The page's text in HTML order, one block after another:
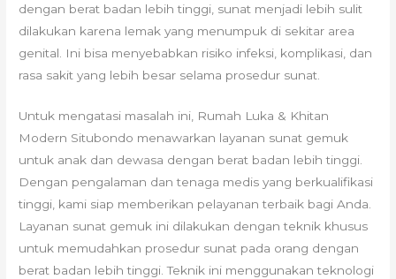
dengan berat badan lebih tinggi, sunat menjadi lebih sulit
dilakukan karena lemak yang menumpuk di sekitar area
genital. Ini bisa menyebabkan risiko infeksi, komplikasi, dan
rasa sakit yang lebih besar selama prosedur sunat.
Untuk mengatasi masalah ini, Rumah Luka & Khitan
Modern Situbondo menawarkan layanan sunat gemuk
untuk anak dan dewasa dengan berat badan lebih tinggi.
Dengan pengalaman dan tenaga medis yang berkualifikasi
tinggi, kami siap memberikan pelayanan terbaik bagi Anda.
Layanan sunat gemuk ini dilakukan dengan teknik khusus
untuk memudahkan prosedur sunat pada orang dengan
berat badan lebih tinggi. Teknik ini menggunakan teknologi